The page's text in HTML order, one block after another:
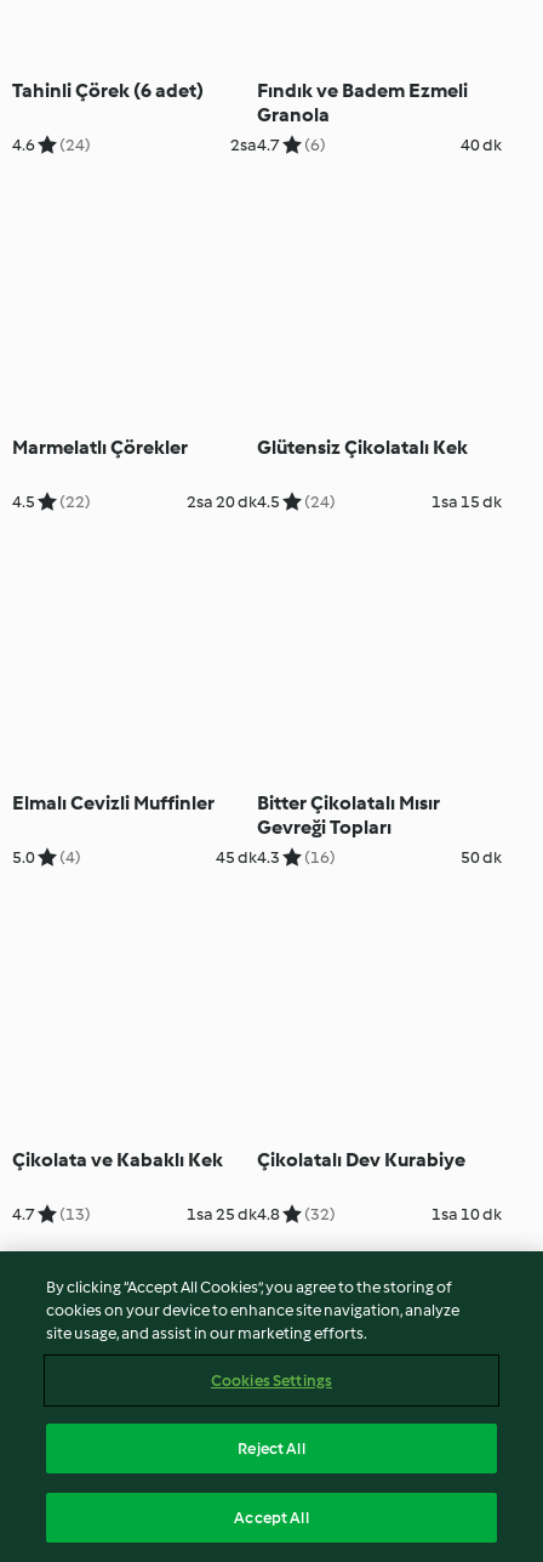
Tahinli Çörek (6 adet)
4.6 (24) 2sa
Fındık ve Badem Ezmeli
Granola
4.7 (6) 40 dk
Marmelatlı Çörekler
4.5 (22) 2sa 20 dk
Glütensiz Çikolatalı Kek
4.5 (24) 1sa 15 dk
Elmalı Cevizli Muffinler
5.0 (4) 45 dk
Bitter Çikolatalı Mısır
Gevreği Topları
4.3 (16) 50 dk
Çikolata ve Kabaklı Kek
4.7 (13) 1sa 25 dk
Çikolatalı Dev Kurabiye
4.8 (32) 1sa 10 dk
Cheesecake
Şeftali ve Kirazlı Kek
By clicking “Accept All Cookies”, you agree to the storing of
cookies on your device to enhance site navigation, analyze
site usage, and assist in our marketing efforts.
Cookies Settings
Reject All
Accept All